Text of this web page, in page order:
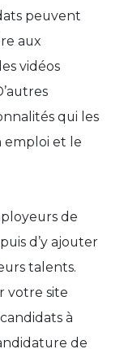
peuvent
aux
vidéos
qui les
emploi et le
de
d’y ajouter
talents.
votre site
à
de